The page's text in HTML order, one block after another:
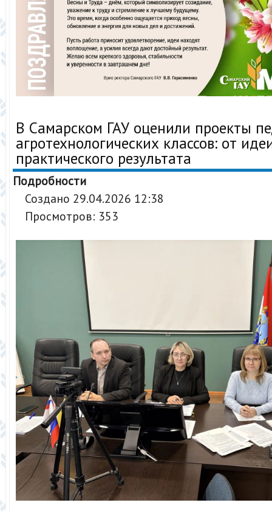
В Самарском ГАУ оценили проекты
агротехнологических классов: от
практического результата
Подробности
Создано 29.04.2026 12:38
Просмотров: 353